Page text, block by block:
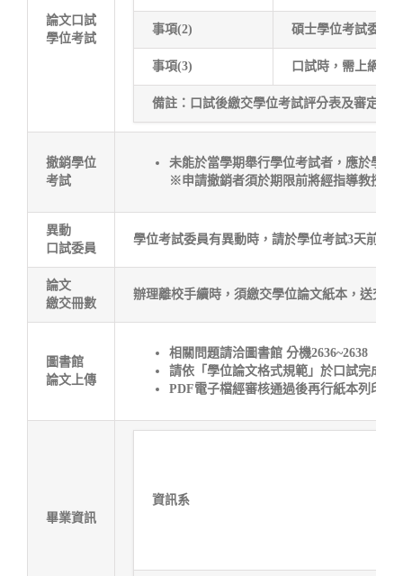
論文口試
學位考試
事項(2) 碩士學位考試委員
事項(3) 口試時，需上網至
備註：口試後繳交學位考試評分表及審定書
撤銷學位
考試
未能於當學期舉行學位考試者，應於學
※申請撤銷者須於期限前將經指導教授、
異動
口試委員
學位考試委員有異動時，請於學位考試3天前填
論文
繳交冊數
辦理離校手續時，須繳交學位論文紙本，送交
圖書館
論文上傳
相關問題請洽圖書館 分機2636~2638
請依「學位論文格式規範」於口試完成後
PDF電子檔經審核通過後再行紙本列印
畢業資訊
資訊系